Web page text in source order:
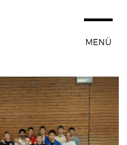
MENÜ